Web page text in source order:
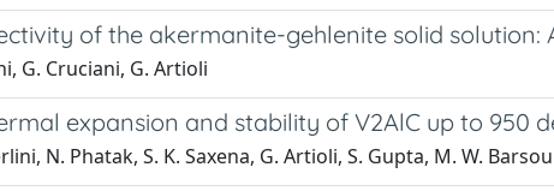
of the akermanite-gehlenite solid solution:
G. Cruciani, G. Artioli
expansion and stability of V2AlC up to 950
N. Phatak, S. K. Saxena, G. Artioli, S. Gupta, M. W.